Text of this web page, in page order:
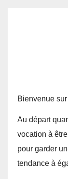
Bienvenue
Au départ
vocation à
pour garder
tendance à